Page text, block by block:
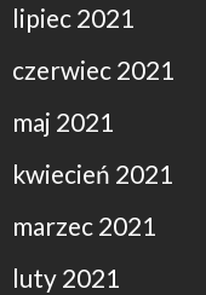
lipiec 2021
czerwiec 2021
maj 2021
kwiecień 2021
marzec 2021
luty 2021